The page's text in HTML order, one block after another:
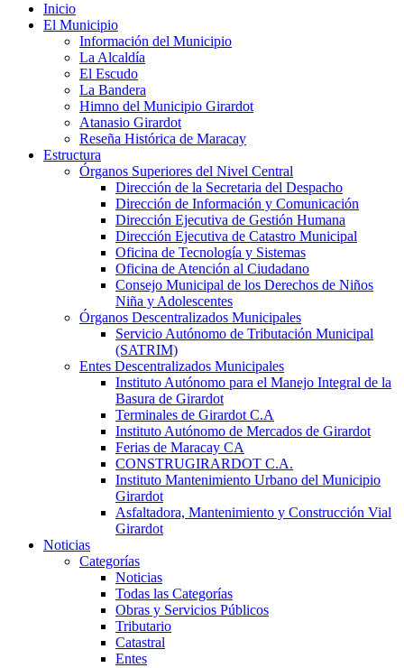
Inicio
El Municipio
Información del Municipio
La Alcaldía
El Escudo
La Bandera
Himno del Municipio Girardot
Atanasio Girardot
Reseña Histórica de Maracay
Estructura
Órganos Superiores del Nivel Central
Dirección de la Secretaria del Despacho
Dirección de Información y Comunicación
Dirección Ejecutiva de Gestión Humana
Dirección Ejecutiva de Catastro Municipal
Oficina de Tecnología y Sistemas
Oficina de Atención al Ciudadano
Consejo Municipal de los Derechos de Niños
Niña y Adolescentes
Órganos Descentralizados Municipales
Servicio Autónomo de Tributación Municipal
(SATRIM)
Entes Descentralizados Municipales
Instituto Autónomo para el Manejo Integral de la
Basura de Girardot
Terminales de Girardot C.A
Instituto Autónomo de Mercados de Girardot
Ferias de Maracay CA
CONSTRUGIRARDOT C.A.
Instituto Mantenimiento Urbano del Municipio
Girardot
Asfaltadora, Mantenimiento y Construcción Vial
Girardot
Noticias
Categorías
Noticias
Todas las Categorías
Obras y Servicios Públicos
Tributario
Catastral
Entes